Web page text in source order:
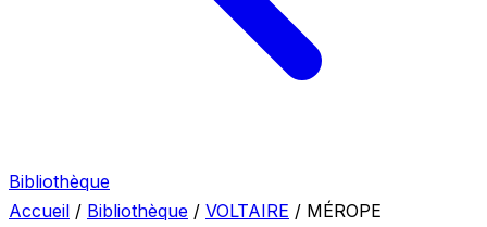
Bibliothèque
Accueil / Bibliothèque / VOLTAIRE / MÉROPE